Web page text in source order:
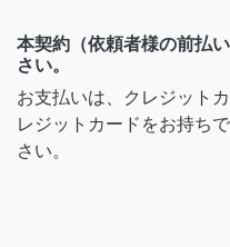
本契約（依頼者様の前払
さい。
お支払いは、クレジット
レジットカードをお持ち
さい。